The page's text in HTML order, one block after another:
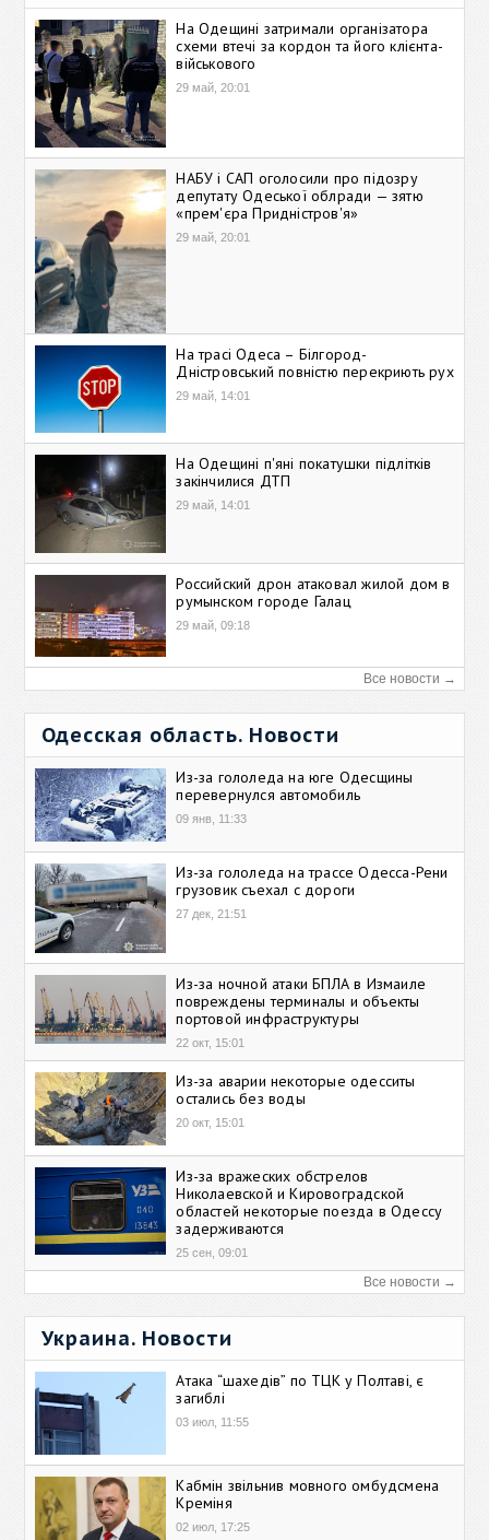
На Одещині затримали організатора
схеми втечі за кордон та його клієнта-
військового
29 май, 20:01
НАБУ і САП оголосили про підозру
депутату Одеської облради — зятю
«прем'єра Придністров'я»
29 май, 20:01
На трасі Одеса – Білгород-
Дністровський повністю перекриють рух
29 май, 14:01
На Одещині п'яні покатушки підлітків
закінчилися ДТП
29 май, 14:01
Российский дрон атаковал жилой дом в
румынском городе Галац
29 май, 09:18
Все новости →
Одесская область. Новости
Из-за гололеда на юге Одесщины
перевернулся автомобиль
09 янв, 11:33
Из-за гололеда на трассе Одесса-Рени
грузовик съехал с дороги
27 дек, 21:51
Из-за ночной атаки БПЛА в Измаиле
повреждены терминалы и объекты
портовой инфраструктуры
22 окт, 15:01
Из-за аварии некоторые одесситы
остались без воды
20 окт, 15:01
Из-за вражеских обстрелов
Николаевской и Кировоградской
областей некоторые поезда в Одессу
задерживаются
25 сен, 09:01
Все новости →
Украина. Новости
Атака “шахедів” по ТЦК у Полтаві, є
загиблі
03 июл, 11:55
Кабмін звільнив мовного омбудсмена
Креміня
02 июл, 17:25